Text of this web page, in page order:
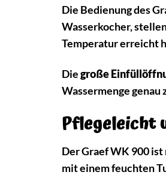
Die Bedienung des
Wasserkocher,
Temperatur erreicht
Diegroße
Wassermenge genau
Pflegeleicht
Der Graef WK 900
mit einem feuchten